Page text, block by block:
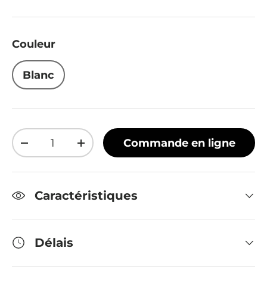
Couleur
Blanc
Qté
Diminuer la quantité
Augmenter la quantité
Commande en ligne
Caractéristiques
Délais